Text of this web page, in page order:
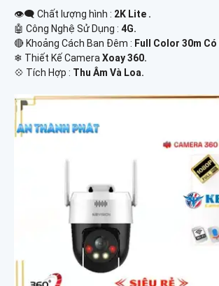
👁️‍🗨 Chất lượng hình : 2K Lite .
🤖️ Công Nghệ Sử Dụng : 4G.
🔴 Khoảng Cách Ban Đêm : Full Color 30m
❄ Thiết Kế CameraXoay 360.
️💠 Tích Hợp : Thu Âm Và Loa.